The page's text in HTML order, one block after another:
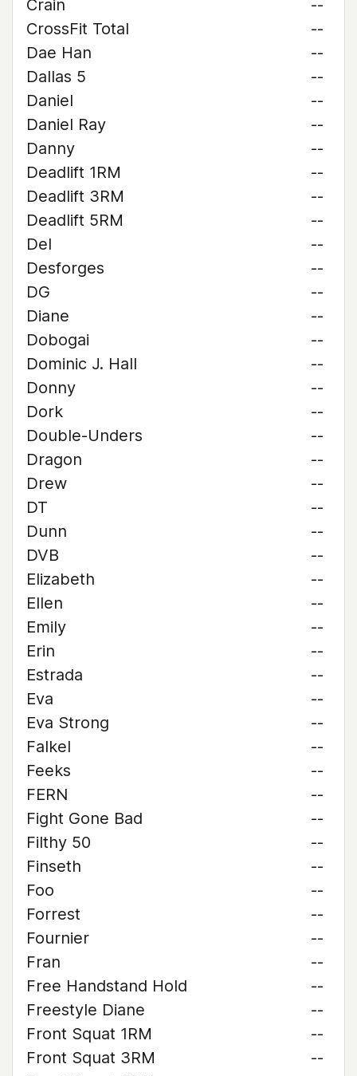
Crain
--
CrossFit Total
--
Dae Han
--
Dallas 5
--
Daniel
--
Daniel Ray
--
Danny
--
Deadlift 1RM
--
Deadlift 3RM
--
Deadlift 5RM
--
Del
--
Desforges
--
DG
--
Diane
--
Dobogai
--
Dominic J. Hall
--
Donny
--
Dork
--
Double-Unders
--
Dragon
--
Drew
--
DT
--
Dunn
--
DVB
--
Elizabeth
--
Ellen
--
Emily
--
Erin
--
Estrada
--
Eva
--
Eva Strong
--
Falkel
--
Feeks
--
FERN
--
Fight Gone Bad
--
Filthy 50
--
Finseth
--
Foo
--
Forrest
--
Fournier
--
Fran
--
Free Handstand Hold
--
Freestyle Diane
--
Front Squat 1RM
--
Front Squat 3RM
--